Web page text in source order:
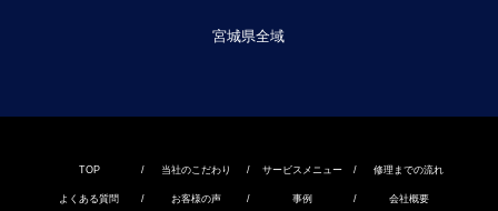
宮城県全域
TOP / 当社のこだわり / サービスメニュー / 修理までの流れ
よくある質問 / お客様の声 / 事例 / 会社概要